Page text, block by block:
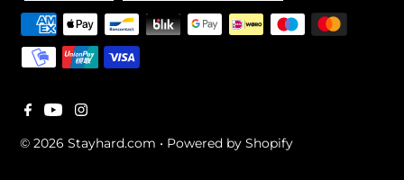
© 2026 Stayhard.com • Powered by Shopify